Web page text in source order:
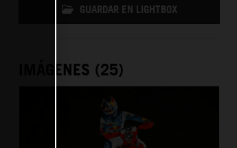
GUARDAR EN LIGHTBOX
IMÁGENES (25)